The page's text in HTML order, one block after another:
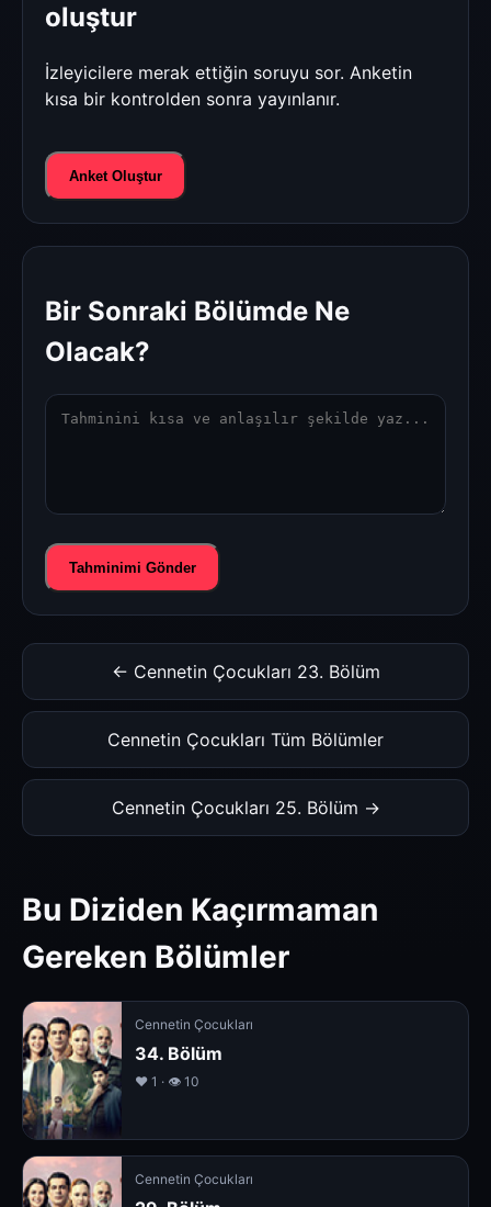
oluştur
İzleyicilere merak ettiğin soruyu sor. Anketin
kısa bir kontrolden sonra yayınlanır.
Anket Oluştur
Bir Sonraki Bölümde Ne
Olacak?
Tahminimi Gönder
← Cennetin Çocukları 23. Bölüm
Cennetin Çocukları Tüm Bölümler
Cennetin Çocukları 25. Bölüm →
Bu Diziden Kaçırmaman
Gereken Bölümler
Cennetin Çocukları
34. Bölüm
❤️ 1 · 👁 10
Cennetin Çocukları